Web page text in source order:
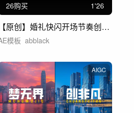
26购买 1'26
【原创】婚礼快闪开场节奏创意搞笑动感
模板 abblack
AIGC